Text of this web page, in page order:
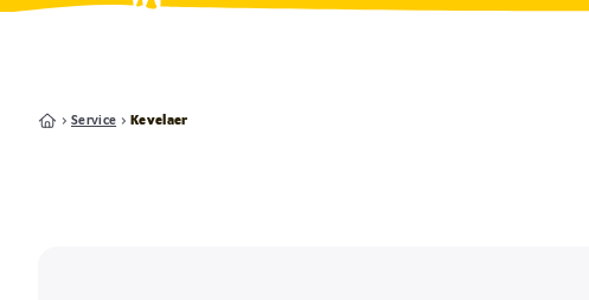
Service Kevelaer